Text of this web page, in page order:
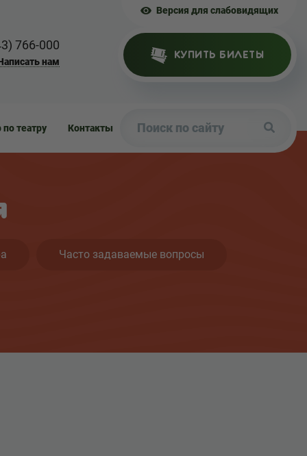
Версия для слабовидящих
766-000
нам
КУПИТЬ БИЛЕТЫ
по театру Контакты
Часто задаваемые вопросы